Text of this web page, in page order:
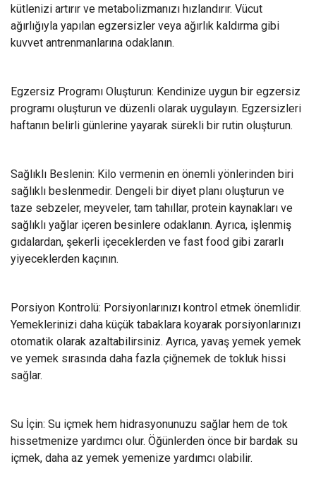
kütlenizi artırır ve metabolizmanızı hızlandırır. Vücut
ağırlığıyla yapılan egzersizler veya ağırlık kaldırma gibi
kuvvet antrenmanlarına odaklanın.
Egzersiz Programı Oluşturun: Kendinize uygun bir egzersiz
programı oluşturun ve düzenli olarak uygulayın. Egzersizleri
haftanın belirli günlerine yayarak sürekli bir rutin oluşturun.
Sağlıklı Beslenin: Kilo vermenin en önemli yönlerinden biri
sağlıklı beslenmedir. Dengeli bir diyet planı oluşturun ve
taze sebzeler, meyveler, tam tahıllar, protein kaynakları ve
sağlıklı yağlar içeren besinlere odaklanın. Ayrıca, işlenmiş
gıdalardan, şekerli içeceklerden ve fast food gibi zararlı
yiyeceklerden kaçının.
Porsiyon Kontrolü: Porsiyonlarınızı kontrol etmek önemlidir.
Yemeklerinizi daha küçük tabaklara koyarak porsiyonlarınızı
otomatik olarak azaltabilirsiniz. Ayrıca, yavaş yemek yemek
ve yemek sırasında daha fazla çiğnemek de tokluk hissi
sağlar.
Su İçin: Su içmek hem hidrasyonunuzu sağlar hem de tok
hissetmenize yardımcı olur. Öğünlerden önce bir bardak su
içmek, daha az yemek yemenize yardımcı olabilir.